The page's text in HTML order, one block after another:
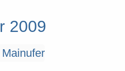
2009